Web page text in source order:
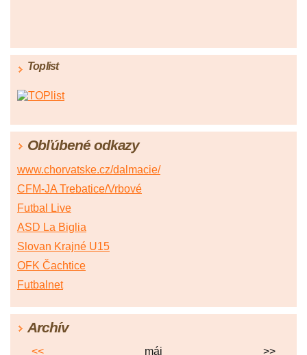
Toplist
Obľúbené odkazy
www.chorvatske.cz/dalmacie/
CFM-JA Trebatice/Vrbové
Futbal Live
ASD La Biglia
Slovan Krajné U15
OFK Čachtice
Futbalnet
Archív
<< máj >>